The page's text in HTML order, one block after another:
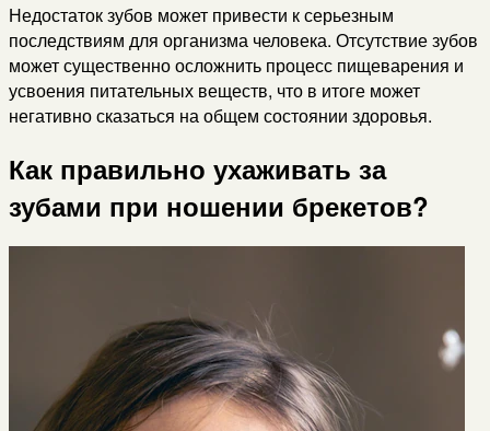
Недостаток зубов может привести к серьезным
последствиям для организма человека. Отсутствие зубов
может существенно осложнить процесс пищеварения и
усвоения питательных веществ, что в итоге может
негативно сказаться на общем состоянии здоровья.
Как правильно ухаживать за
зубами при ношении брекетов?